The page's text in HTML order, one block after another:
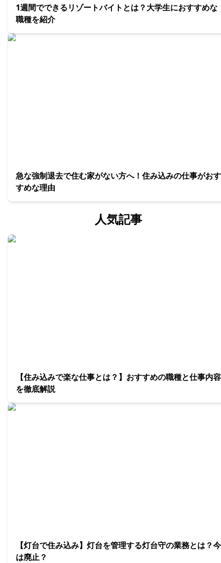
1週間でできるリゾートバイトとは？大学生におすすめな
職種を紹介
急な強制退去で住む家がない方へ！住み込みの仕事がおす
すめな理由
人気記事
【住み込みで楽な仕事とは？】おすすめの職種と仕事内容
を徹底解説
【灯台で住み込み】灯台を管理する灯台守の業務とは？今
は廃止？